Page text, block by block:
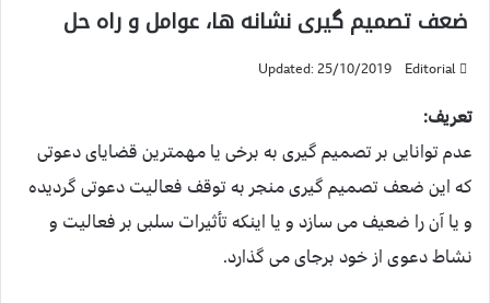
ضعف تصمیم گیری نشانه ها، عوامل و راه حل
Editorial
Updated: 25/10/2019
تعریف:
عدم توانایی بر تصمیم گیری به برخی یا مهمترین قضایای دعوتی
که این ضعف تصمیم گیری منجر به توقف فعالیت دعوتی گردیده
و یا آن را ضعیف می سازد و یا اینکه تأثیرات سلبی بر فعالیت و
نشاط دعوی از خود برجای می گذارد.